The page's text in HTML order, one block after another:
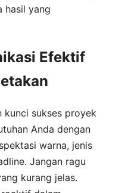
hasil yang
Efektif
kunci sukses proyek
Anda dengan
warna, jenis
Jangan ragu
kurang jelas.